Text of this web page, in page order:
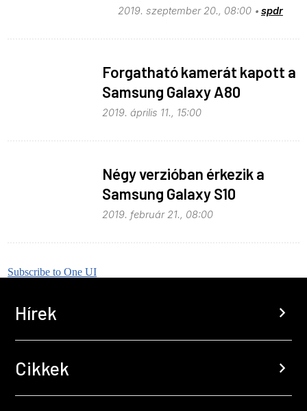
2019. szeptember 20., 08:00 spdr
Forgatható kamerát kapott a
Samsung Galaxy A80
2019. április 11., 15:00
Négy verzióban érkezik a
Samsung Galaxy S10
2019. február 21., 08:00
Subscribe to One UI
Hírek chevron_right
Cikkek chevron_right